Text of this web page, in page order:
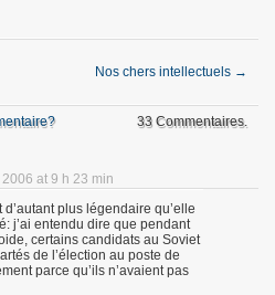
Nos chers intellectuels →
33 Commentaires.
at 9 h 23 min
plus légendaire qu’elle
j’ai entendu dire que pendant
certains candidats au Soviet
de l’élection au poste de
parce qu’ils n’avaient pas